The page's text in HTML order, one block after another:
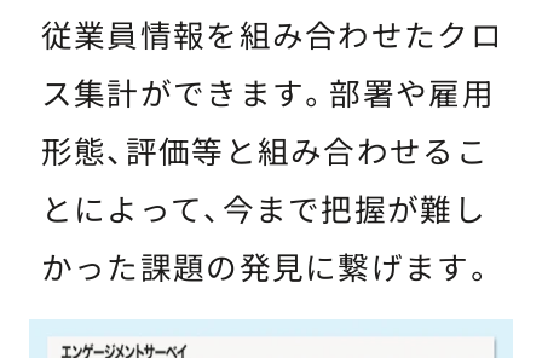
従業員情報を組み合わせたクロ
ス集計ができます。部署や雇用
形態、評価等と組み合わせるこ
とによって、今まで把握が難し
かった課題の発見に繋げます。